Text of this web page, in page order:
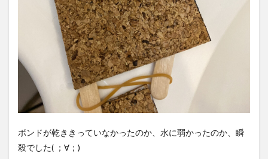
ボンドが乾ききっていなかったのか、水に弱かったのか、瞬
殺でした( ；∀；)